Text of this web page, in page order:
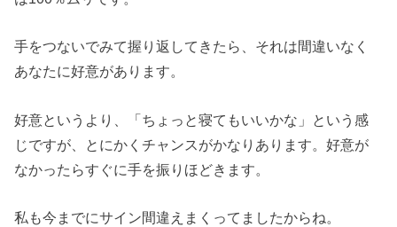
手をつないでみて握り返してきたら、それは間違いなく
あなたに好意があります。
好意というより、「ちょっと寝てもいいかな」という感
じですが、とにかくチャンスがかなりあります。好意が
なかったらすぐに手を振りほどきます。
私も今までにサイン間違えまくってましたからね。